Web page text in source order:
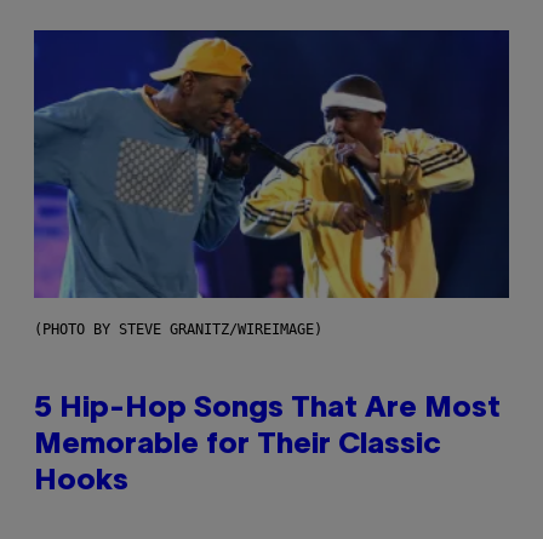
(PHOTO BY STEVE GRANITZ/WIREIMAGE)
5 Hip-Hop Songs That Are Most
Memorable for Their Classic
Hooks